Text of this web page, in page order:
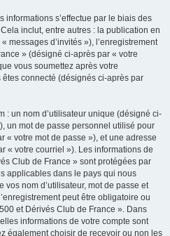
informations s’effectue par le biais des
inclut, entre autres : la publication en
messages d’invités »), l’enregistrement
» (désigné ci-après par « votre
vous soumettez après votre
connecté (désignés ci-après par
: un nom d’utilisateur unique (désigné ci-
un mot de passe personnel utilisé pour
« votre mot de passe »), et une adresse
« votre courriel »). Les informations de
Club de France » sont protégées par
applicables dans le pays qui nous
vos nom d’utilisateur, mot de passe et
peut être obligatoire ou
et Dérivés Club de France ». Dans
informations de votre compte sont
également choisir de recevoir ou non les